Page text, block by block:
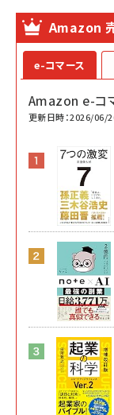
Amazon
e-コマース
Amazon e-コ
更新日時：2026/06/